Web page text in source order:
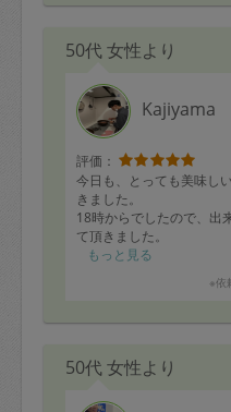
・豚丼あたま◎
・茄子の煮浸し
・きんぴらごぼう◎
・切り干し大根◎
・ほうれん草とキノコの
・キャロットラペ
・キャベツとカリカリしら
・ポテトサラダ
・チキン、ズッキーニ、
ご飯2合予約しておきまし
◎がついてるものは冷凍
50代 女性より
Kajiyama
評価：
今日も、とっても美味し
きました。
18時からでしたので、出
て頂きました。
出てくる料理、どれも美
もっと見る
※依
50代 女性より